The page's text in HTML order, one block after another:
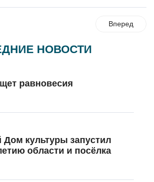
Вперед
НОВОСТИ
равновесия
Дом культуры запустил
области и посёлка